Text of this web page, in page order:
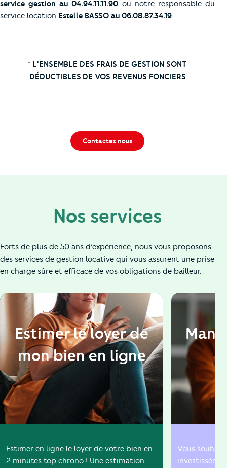
service gestion au 04.94.11.11.90 ou notre responsable du
service location Estelle BASSO au 06.08.87.34.19
* L'ENSEMBLE DES FRAIS DE GESTION SONT
DÉDUCTIBLES DE VOS REVENUS FONCIERS
Contactez nous
Nos services
Forts de plus de 50 ans d’expérience, nous vous proposons
des services de gestion locative qui vous assurent une prise
en charge sûre et efficace de vos obligations de bailleur.
Estimer le loyer de
mon bien en ligne
Estimer en ligne le loyer de votre bien en
2 minutes top chrono ! Une estimation
Vous